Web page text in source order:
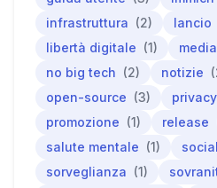
infrastruttura (2) lancio
libertà digitale (1) media
no big tech (2) notizie
open-source (3) privacy
promozione (1) release
salute mentale (1)
sorveglianza (1)